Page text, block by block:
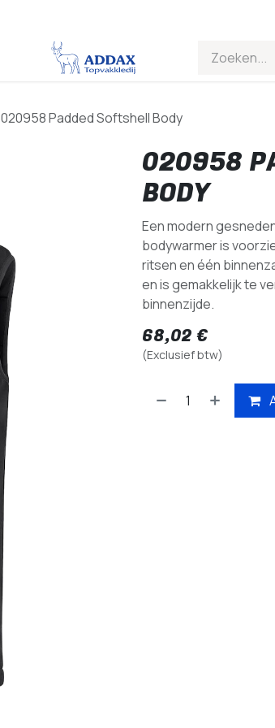
020958 Padded Softshell Body
020958
BODY
Een modern
bodywarmer is
ritsen en één
en is gemakkelijk te
binnenzijde.
68,02 €
(Exclusief btw)